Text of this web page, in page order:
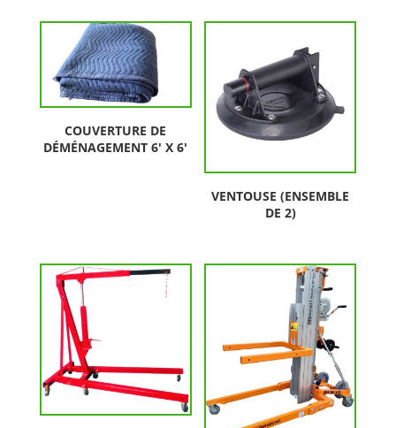
COUVERTURE DE
DÉMÉNAGEMENT 6′ X 6′
VENTOUSE (ENSEMBLE
DE 2)